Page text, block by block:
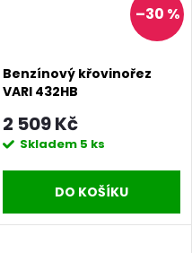
–30 %
Benzínový křovinořez
VARI 432HB
2 509 Kč
Skladem 5 ks
DO KOŠÍKU